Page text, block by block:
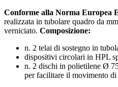
Conforme alla Norma Europea
realizzata in tubolare quadro da
verniciato. Composizione:
n. 2 telai di sostegno in
dispositivi circolari in HPL
n. 2 dischi in polietilene Ø
per facilitare il movimento di